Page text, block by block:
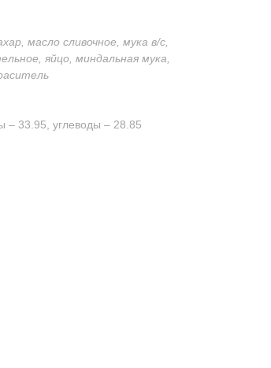
масло сливочное, мука в/с,
яйцо, миндальная мука,
– 33.95, углеводы – 28.85